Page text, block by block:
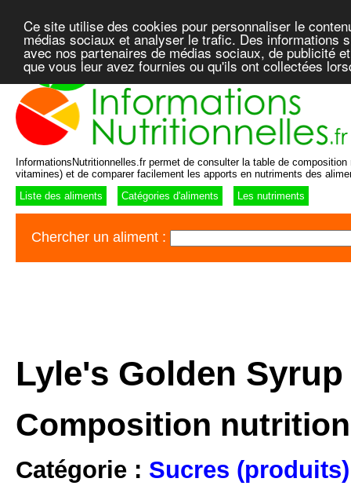
Ce site utilise des cookies pour personnaliser le
médias sociaux et analyser le trafic. Des informations
avec nos partenaires de médias sociaux, de publicité
que vous leur avez fournies ou qu'ils ont collectées
InformationsNutritionnelles.fr permet de consulter la table de
vitamines) et de comparer facilement les apports en nutriments des
Liste des aliments
Catégories d'aliments Les nutriments
Chercher un aliment :
Lyle's Golden Syrup
Composition
Catégorie : Sucres (produits)